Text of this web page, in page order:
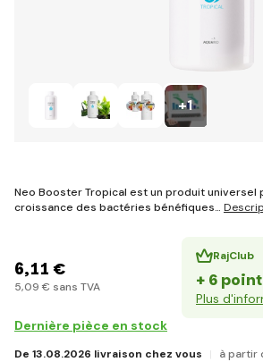
+1
Neo Booster Tropical est un produit universel
croissance des bactéries bénéfiques…
6,11 €
5,09 € sans TVA
RajClub
+ 6
Plus
Dernière pièce en stock
De 13.08.2026 livraison chez vous à partir